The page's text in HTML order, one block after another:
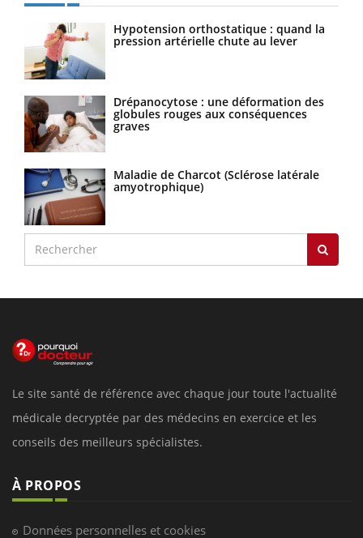
Hypotension orthostatique : quand la
pression artérielle chute au lever
Drépanocytose : une déformation des
globules rouges aux conséquences
graves
Maladie de Charcot (Sclérose latérale
amyotrophique)
Le site santé de référence avec chaque jour toute l'actualité
médicale decryptée par des médecins en exercice et les
conseils des meilleurs spécialistes.
À PROPOS
Données personnelles et cookies